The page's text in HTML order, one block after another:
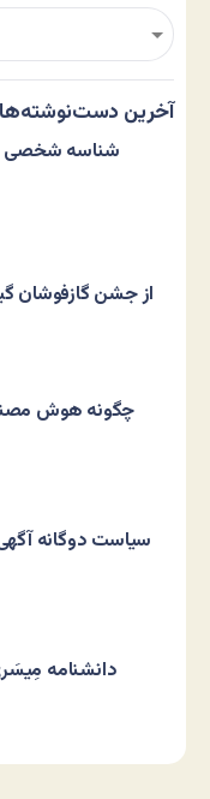
آخرین دست‌نوشته‌ها
شناسه شخصی
از جشن گازفوشان
چگونه هوش
سیاست دوگانه
دانشنامه